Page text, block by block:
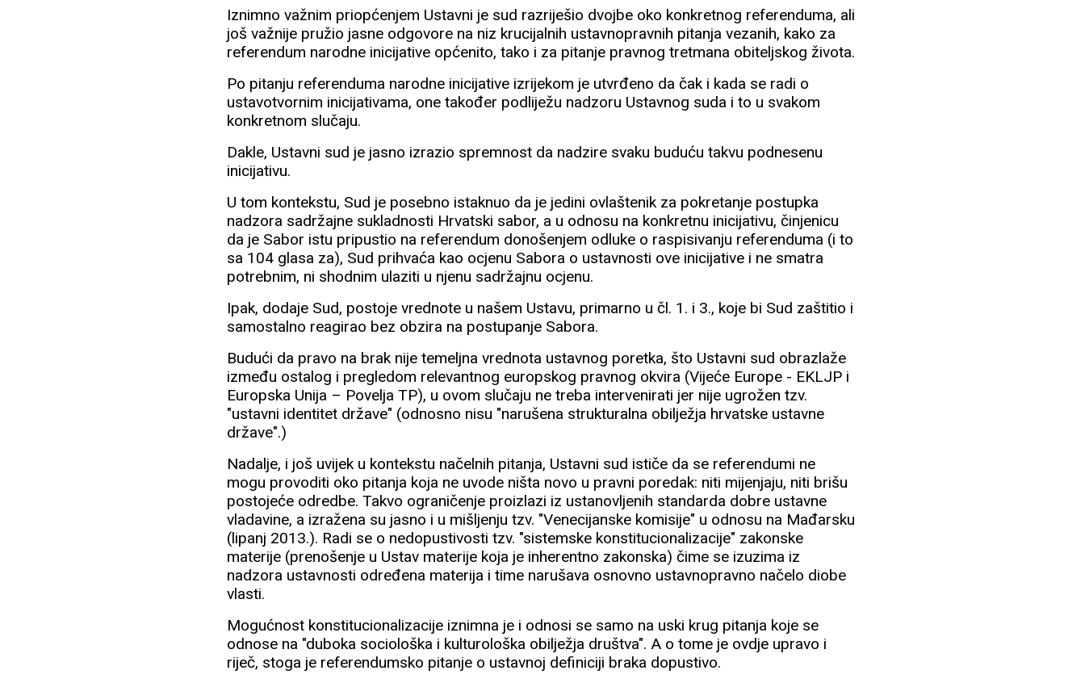
Iznimno važnim priopćenjem Ustavni je sud razriješio dvojbe oko konkretnog referenduma, ali
još važnije pružio jasne odgovore na niz krucijalnih ustavnopravnih pitanja vezanih, kako za
referendum narodne inicijative općenito, tako i za pitanje pravnog tretmana obiteljskog života.
Po pitanju referenduma narodne inicijative izrijekom je utvrđeno da čak i kada se radi o
ustavotvornim inicijativama, one također podliježu nadzoru Ustavnog suda i to u svakom
konkretnom slučaju.
Dakle, Ustavni sud je jasno izrazio spremnost da nadzire svaku buduću takvu podnesenu
inicijativu.
U tom kontekstu, Sud je posebno istaknuo da je jedini ovlaštenik za pokretanje postupka
nadzora sadržajne sukladnosti Hrvatski sabor, a u odnosu na konkretnu inicijativu, činjenicu
da je Sabor istu pripustio na referendum donošenjem odluke o raspisivanju referenduma (i to
sa 104 glasa za), Sud prihvaća kao ocjenu Sabora o ustavnosti ove inicijative i ne smatra
potrebnim, ni shodnim ulaziti u njenu sadržajnu ocjenu.
Ipak, dodaje Sud, postoje vrednote u našem Ustavu, primarno u čl. 1. i 3., koje bi Sud zaštitio i
samostalno reagirao bez obzira na postupanje Sabora.
Budući da pravo na brak nije temeljna vrednota ustavnog poretka, što Ustavni sud obrazlaže
između ostalog i pregledom relevantnog europskog pravnog okvira (Vijeće Europe - EKLJP i
Europska Unija – Povelja TP), u ovom slučaju ne treba intervenirati jer nije ugrožen tzv.
"ustavni identitet države" (odnosno nisu "narušena strukturalna obilježja hrvatske ustavne
države".)
Nadalje, i još uvijek u kontekstu načelnih pitanja, Ustavni sud ističe da se referendumi ne
mogu provoditi oko pitanja koja ne uvode ništa novo u pravni poredak: niti mijenjaju, niti brišu
postojeće odredbe. Takvo ograničenje proizlazi iz ustanovljenih standarda dobre ustavne
vladavine, a izražena su jasno i u mišljenju tzv. "Venecijanske komisije" u odnosu na Mađarsku
(lipanj 2013.). Radi se o nedopustivosti tzv. "sistemske konstitucionalizacije" zakonske
materije (prenošenje u Ustav materije koja je inherentno zakonska) čime se izuzima iz
nadzora ustavnosti određena materija i time narušava osnovno ustavnopravno načelo diobe
vlasti.
Mogućnost konstitucionalizacije iznimna je i odnosi se samo na uski krug pitanja koje se
odnose na "duboka sociološka i kulturološka obilježja društva". A o tome je ovdje upravo i
riječ, stoga je referendumsko pitanje o ustavnoj definiciji braka dopustivo.